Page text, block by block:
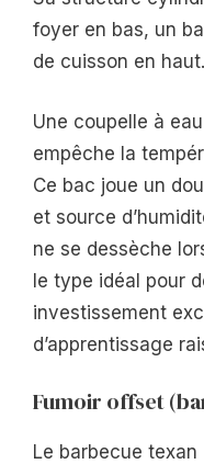
foyer en bas, un
de cuisson en
Une coupelle à
empêche la
Ce bac joue un
et source
ne se dessèche
le type idéal pour
investissement
d’apprentissage
Fumoir offset
Le barbecue